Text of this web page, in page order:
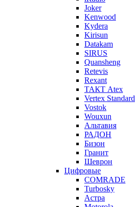
Joker
Kenwood
Kydera
Kirisun
Datakam
SIRUS
Quansheng
Retevis
Rexant
ТАКТ Atex
Vertex Standard
Vostok
Wouxun
Альтавия
РАДОН
Бизон
Гранит
Шеврон
Цифровые
COMRADE
Turbosky
Астра